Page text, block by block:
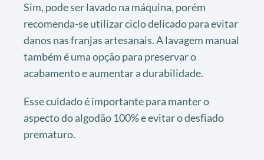
Sim, pode ser lavado na máquina, porém
recomenda-se utilizar ciclo delicado para evitar
danos nas franjas artesanais. A lavagem manual
também é uma opção para preservar o
acabamento e aumentar a durabilidade.
Esse cuidado é importante para manter o
aspecto do algodão 100% e evitar o desfiado
prematuro.